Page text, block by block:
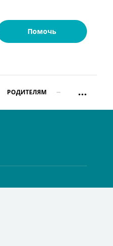
Помочь
РОДИТЕЛЯМ ...